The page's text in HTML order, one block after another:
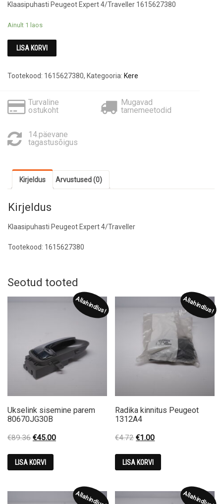
was: is:
Klaasipuhasti Peugeot Expert 4/Traveller 1615627380
Ainult 1 laos
LISA KORVI
Tootekood: 1615627380, Kategooria: Kere
Turvaline
ostukoht
Mugavad
tarnemeetodid
14.päevane
tagastusõigus
Kirjeldus Arvustused (0)
Kirjeldus
Klaasipuhasti Peugeot Expert 4/Traveller
Tootekood: 1615627380
Seotud tooted
Allahindlus!
Ukselink sisemine parem
80670JG30B
€89.36 Original
was:
€89.36.
€45.00Current
LISA KORVI
Allahindlus!
Radika kinnitus Peugeot
1312A4
€4.72 Original
was:
€4.72.
€1.00Current
€1.00.
LISA KORVI
Allahindlus! Allahindlus!